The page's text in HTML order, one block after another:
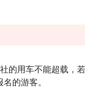
的用车不能超载
的游客。